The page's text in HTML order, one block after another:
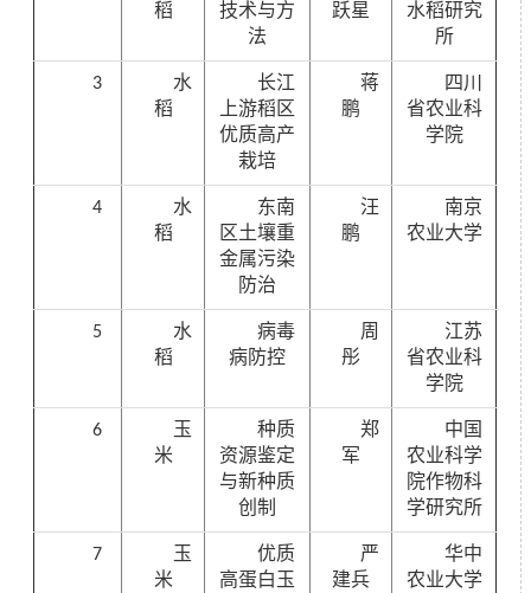
稻
技术与方
法
跃星
水稻研究
所
3
水
稻
长江
上游稻区
优质高产
栽培
蒋
鹏
四川
省农业科
学院
4
水
稻
东南
区土壤重
金属污染
防治
汪
鹏
南京
农业大学
5
水
稻
病毒
病防控
周
彤
江苏
省农业科
学院
6
玉
米
种质
资源鉴定
与新种质
创制
郑
军
中国
农业科学
院作物科
学研究所
7
玉
米
优质
高蛋白玉
严
建兵
华中
农业大学